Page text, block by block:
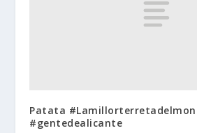
Patata
#gentedealicante